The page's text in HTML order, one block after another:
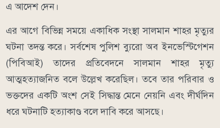
এ আদেশ দেন।
এর আগে বিভিন্ন সময়ে একাধিক সংস্থা সালমান শাহর মৃত্যুর
ঘটনা তদন্ত করে। সর্বশেষ পুলিশ ব্যুরো অব ইনভেস্টিগেশন
(পিবিআই) তাদের প্রতিবেদনে সালমান শাহর মৃত্যু
আত্মহত্যাজনিত বলে উল্লেখ করেছিল। তবে তার পরিবার ও
ভক্তদের একটি অংশ সেই সিদ্ধান্ত মেনে নেয়নি এবং দীর্ঘদিন
ধরে ঘটনাটি হত্যাকাণ্ড বলে দাবি করে আসছে।